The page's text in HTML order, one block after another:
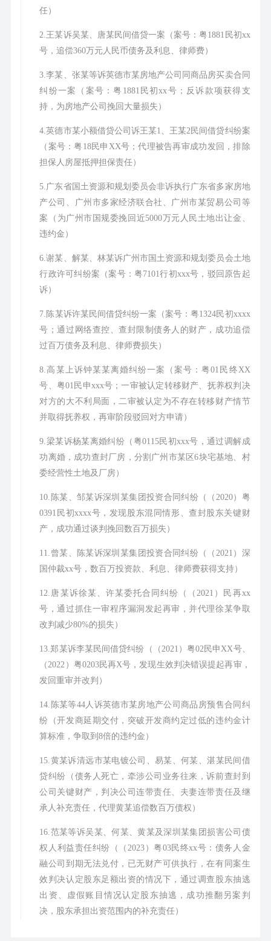
任）
2.王某诉吴某、唐某民间借贷一案（案号：粤1881民初xx
号，追偿360万元人民币债务及利息、律师费）
3.李某、张某等诉英德市某房地产公司同商品房买卖合同
纠纷一案（案号：粤1881民初xx号；反诉款项获得支
持，为房地产公司挽回大量损失）
4.英德市某小额借贷公司诉王某1、王某2民间借贷纠纷案
（案号：粤18民申XX号；代理被告再审成功发回，排除
担保人房屋抵押担保责任）
5.广东省国土资源和规划委员会非诉执行广东省多家房地
产公司、广州市多家经济联合社、广州市某贸易公司等
案（为广州市国规委挽回近5000万元人民土地出让金、
违约金）
6.谢某、解某、林某诉广州市国土资源和规划委员会土地
行政许可纠纷案（案号：粤7101行初xxx号，驳回原告起
诉）
7.陈某诉许某民间借贷纠纷一案（案号：粤1324民初xxxx
号；通过网络查控、查封限制债务人的财产，成功追偿
过百万债务及利息、律师费损失）
8.高某上诉钟某某离婚纠纷一案（案号：粤01民终XX
号、粤01民申xxx号；一审被认定转移财产、抚养权判决
对方的大不利局面，二审被认定为不存在转移财产情节
并取得抚养权，再审阶段驳回对方申请）
9.梁某诉杨某离婚纠纷（粤0115民初xxx号，通过调解成
功离婚，成功查封厂房，分割广州市某区6块宅基地、村
委经营性土地及厂房）
10.陈某、邹某诉深圳某集团投资合同纠纷（（2020）粤
0391民初xxxx号，发现股东混同情形、查封股东关键财
产，成功通过谈判挽回数百万损失）
11.曾某、陈某诉深圳某集团投资合同纠纷（（2021）深
国仲裁xx号，数百万投资款、利息、律师费获得支持）
12.唐某诉徐某、许某委托合同纠纷（（2021）民再xx
号，通过抓住一审程序漏洞发起再审，并代理徐某争取
改判减少80%的损失）
13.郑某诉李某民间借贷纠纷（（2021）粤02民申XX号、
（2022）粤0203民再X号，发现生效判决错误提起再审，
发回重审并改判）
14.陈某等44人诉英德市某房地产公司商品房预售合同纠
纷（开发商延期交付，突破开发商约定过低的违约金计
算标准，争取到8倍的违约金）
15.黄某诉清远市某电镀公司、易某、何某、湛某民间借
贷纠纷（债务人死亡，牵涉公司业务往来，诉前查封到
公司关键财产，判决公司连带责任、夫妻连带责任及继
承人补充责任，代理黄某追偿数百万债权）
16.范某等诉吴某、何某、黄某及深圳某集团损害公司债
权人利益责任纠纷（（2023）粤03民终xx号：债务人金
融公司到期无法兑付，已无财产可供执行，在有同案生
效判决认定股东足额出资的情况下，通过调查股东抽逃
出资、虚假账目情况认定股东抽逃，成功推翻另案判
决，股东承担出资范围内的补充责任）